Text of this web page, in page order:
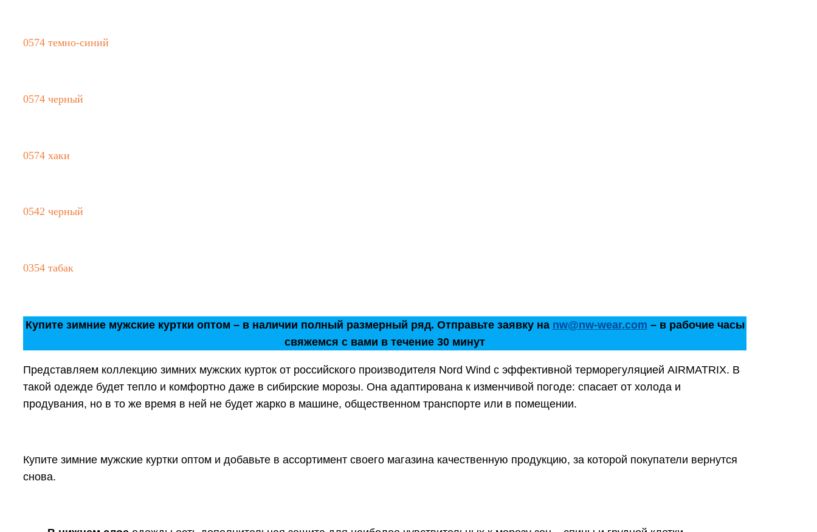
0574 темно-синий
0574 черный
0574 хаки
0542 черный
0354 табак
Купите зимние мужские куртки оптом – в наличии полный размерный ряд. Отправьте заявку на nw@nw-wear.com – в рабочие часы
свяжемся с вами в течение 30 минут
Представляем коллекцию зимних мужских курток от российского производителя Nord Wind с эффективной терморегуляцией AIRMATRIX. В
такой одежде будет тепло и комфортно даже в сибирские морозы. Она адаптирована к изменчивой погоде: спасает от холода и
продувания, но в то же время в ней не будет жарко в машине, общественном транспорте или в помещении.
Купите зимние мужские куртки оптом и добавьте в ассортимент своего магазина качественную продукцию, за которой покупатели вернутся
снова.